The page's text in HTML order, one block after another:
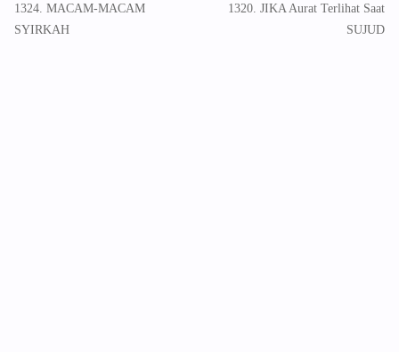
1324. MACAM-MACAM
SYIRKAH
1320. JIKA Aurat Terlihat Saat
SUJUD